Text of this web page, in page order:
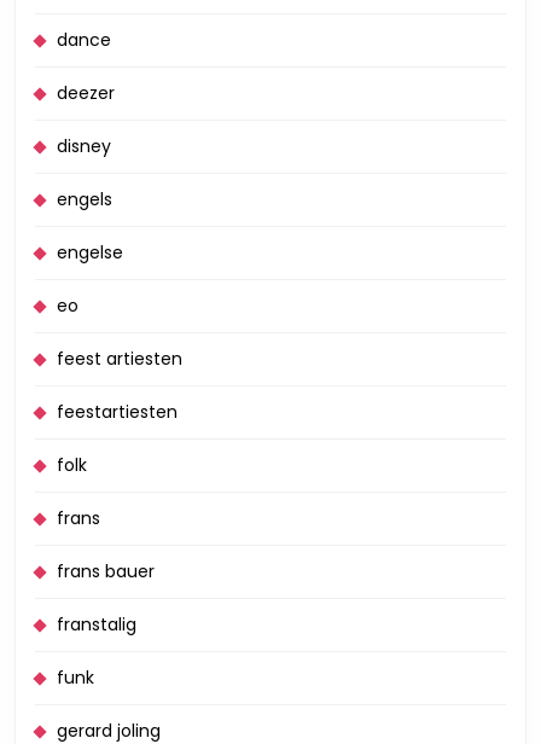
dance
deezer
disney
engels
engelse
eo
feest artiesten
feestartiesten
folk
frans
frans bauer
franstalig
funk
gerard joling